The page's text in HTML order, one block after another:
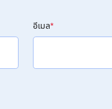
อีเมล*